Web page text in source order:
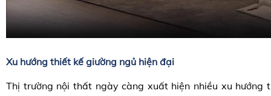
Xu hướng thiết kế giường ngủ hiện đại
Thị trường nội thất ngày càng xuất hiện nhiều xu hướng